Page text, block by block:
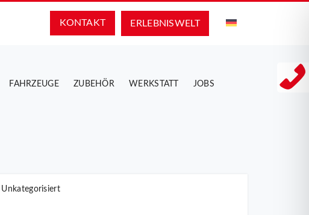
ERLEBNIS­WELT
KONTAKT
FAHRZEUGE ZUBEHÖR WERKSTATT JOBS
Unkategorisiert